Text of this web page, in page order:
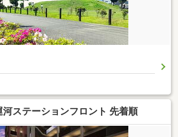
ステーションフロント 先着順